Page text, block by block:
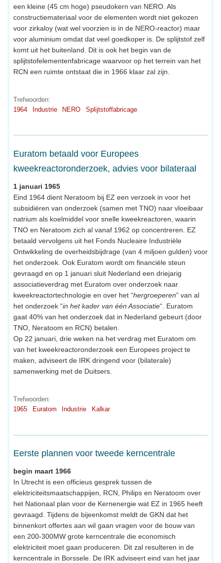
een kleine (45 cm hoge) pseudokern van NERO. Als
constructiemateriaal voor de elementen wordt niet gekozen
voor zirkaloy (wat wel voorzien is in de NERO-reactor) maar
voor aluminium omdat dat veel goedkoper is. De splijtstof zelf
komt uit het buitenland. Dit is ook het begin van de
splijtstofelementenfabricage waarvoor op het terrein van het
RCN een ruimte ontstaat die in 1966 klaar zal zijn.
Trefwoorden:
1964
Industrie NERO Splijtstoffabricage
Euratom betaald voor Europees
kweekreactoronderzoek, advies voor bilateraal
1 januari 1965
Eind 1964 dient Neratoom bij EZ een verzoek in voor het
subsidiëren van onderzoek (samen met TNO) naar vloeibaar
natrium als koelmiddel voor snelle kweekreactoren, waarin
TNO en Neratoom zich al vanaf 1962 op concentreren. EZ
betaald vervolgens uit het Fonds Nucleaire Industriële
Ontwikkeling de overheidsbijdrage (van 4 miljoen gulden) voor
het onderzoek. Ook Euratom wordt om financiële steun
gevraagd en op 1 januari sluit Nederland een driejarig
associatieverdrag met Euratom over onderzoek naar
kweekreactortechnologie en over het “hergroeperen” van al
het onderzoek “in het kader van één Associatie“. Euratom
gaat 40% van het onderzoek dat in Nederland gebeurt (door
TNO, Neratoom en RCN) betalen.
Op 22 januari, drie weken na het verdrag met Euratom om
van het kweekreactoronderzoek een Europees project te
maken, adviseert de IRK dringend voor (bilaterale)
samenwerking met de Duitsers.
Trefwoorden:
1965
Euratom Industrie Kalkar
Eerste plannen voor tweede kerncentrale
begin maart 1966
In Utrecht is een officieus gesprek tussen de
elektriciteitsmaatschappijen, RCN, Philips en Neratoom over
het Nationaal plan voor de Kernenergie wat EZ in 1965 heeft
gevraagd. Tijdens de bijeenkomst meldt de GKN dat het
binnenkort offertes aan wil gaan vragen voor de bouw van
een 200-300MW grote kerncentrale die economisch
elektriciteit moet gaan produceren. Dit zal resulteren in de
kerncentrale in Borssele. De IRK adviseert eind van het jaar